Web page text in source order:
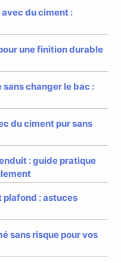
du ciment :
une finition durable
changer le bac :
du ciment pur sans
: guide pratique
plafond : astuces
sans risque pour vos